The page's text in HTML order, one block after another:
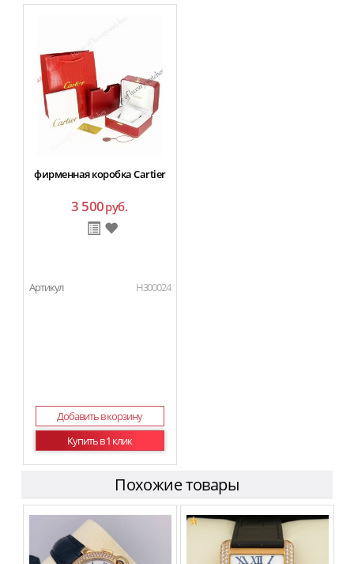
фирменная коробка Cartier
3 500руб.
Артикул H300024
Добавить в корзину
Купить в 1 клик
Похожие товары